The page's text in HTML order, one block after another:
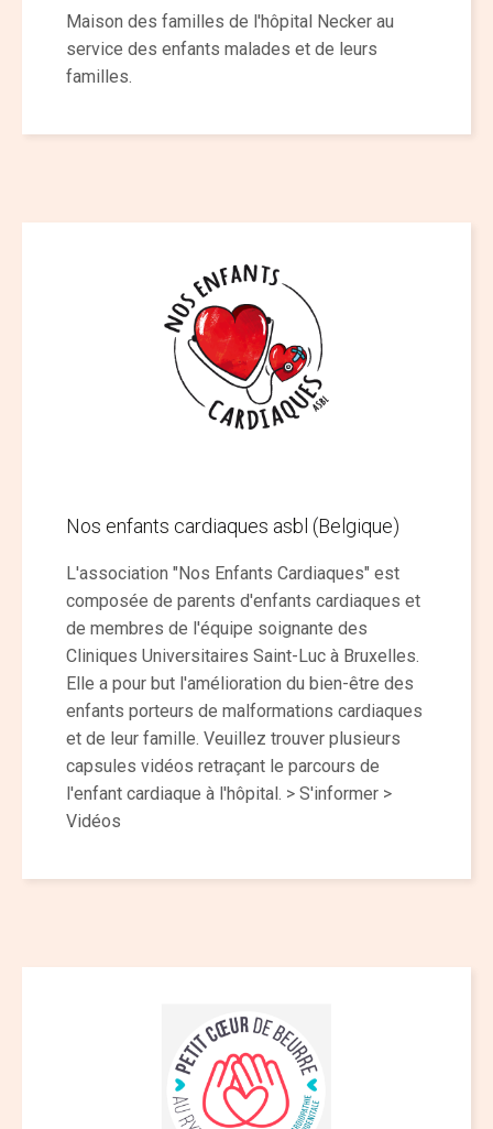
Maison des familles de l'hôpital Necker au
service des enfants malades et de leurs
familles.
Nos enfants cardiaques asbl (Belgique)
L'association "Nos Enfants Cardiaques" est
composée de parents d'enfants cardiaques et
de membres de l'équipe soignante des
Cliniques Universitaires Saint-Luc à Bruxelles.
Elle a pour but l'amélioration du bien-être des
enfants porteurs de malformations cardiaques
et de leur famille. Veuillez trouver plusieurs
capsules vidéos retraçant le parcours de
l'enfant cardiaque à l'hôpital. > S'informer >
Vidéos